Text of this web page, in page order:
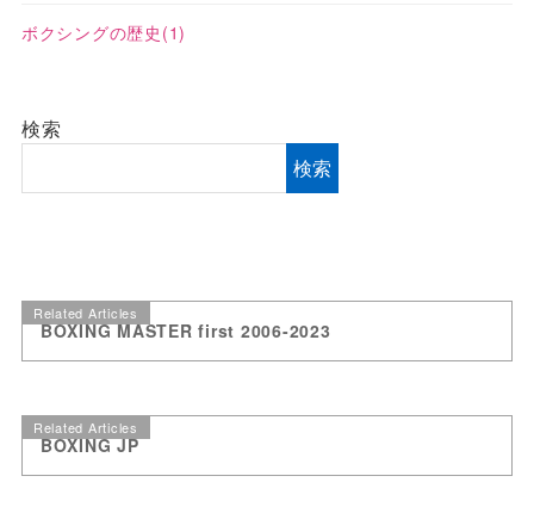
ボクシングの歴史 (1)
検索
検索
Related Articles
BOXING MASTER first 2006-2023
Related Articles
BOXING JP